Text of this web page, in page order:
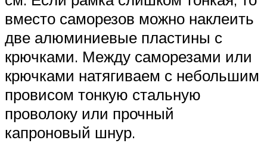
вместо саморезов можно наклеить
две алюминиевые пластины с
крючками. Между саморезами или
крючками натягиваем с небольшим
провисом тонкую стальную
проволоку или прочный
капроновый шнур.